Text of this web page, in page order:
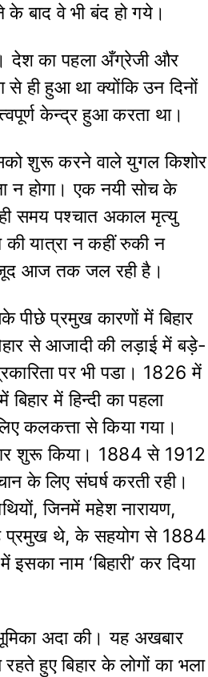
बाद वे भी बंद हो गये।
देश का पहला अँग्रेजी और
से ही हुआ था क्योंकि उन दिनों
केन्द्र हुआ करता था।
शुरू करने वाले युगल किशोर
न होगा। एक नयी सोच के
समय पश्चात अकाल मृत्यु
यात्रा न कहीं रुकी न
आज तक जल रही है।
पीछे प्रमुख कारणों में बिहार
से आजादी की लड़ाई में बड़े-
पर भी पडा। 1826 में
में हिन्दी का पहला
कलकत्ता से किया गया।
शुरू किया। 1884 से 1912
के लिए संघर्ष करती रही।
जिनमें महेश नारायण,
प्रमुख थे, के सहयोग से 1884
नाम ‘बिहारी’ कर दिया
अदा की। यह अखबार
हुए बिहार के लोगों का भला